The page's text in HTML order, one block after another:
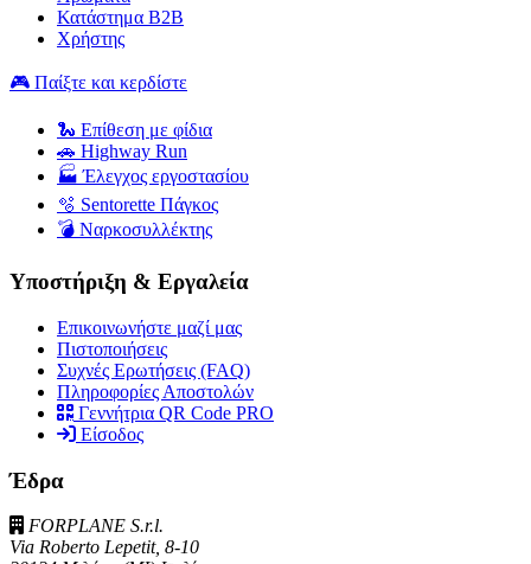
Κατάστημα B2B
Χρήστης
🎮 Παίξτε και κερδίστε
🐍 Επίθεση με φίδια
🚗 Highway Run
🏭 Έλεγχος εργοστασίου
🫧 Sentorette Πάγκος
💣 Ναρκοσυλλέκτης
Υποστήριξη & Εργαλεία
Επικοινωνήστε μαζί μας
Πιστοποιήσεις
Συχνές Ερωτήσεις (FAQ)
Πληροφορίες Αποστολών
Γεννήτρια QR Code PRO
Είσοδος
Έδρα
FORPLANE S.r.l.
Via Roberto Lepetit, 8-10